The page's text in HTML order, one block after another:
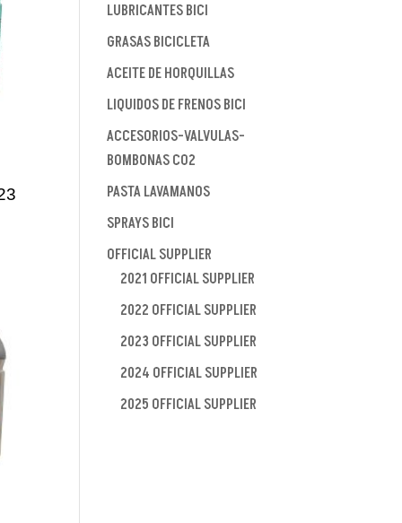
LUBRICANTES BICI
GRASAS BICICLETA
ACEITE DE HORQUILLAS
LIQUIDOS DE FRENOS BICI
ACCESORIOS-VALVULAS-
BOMBONAS CO2
PASTA LAVAMANOS
SPRAYS BICI
OFFICIAL SUPPLIER
2021 OFFICIAL SUPPLIER
2022 OFFICIAL SUPPLIER
2023 OFFICIAL SUPPLIER
2024 OFFICIAL SUPPLIER
2025 OFFICIAL SUPPLIER